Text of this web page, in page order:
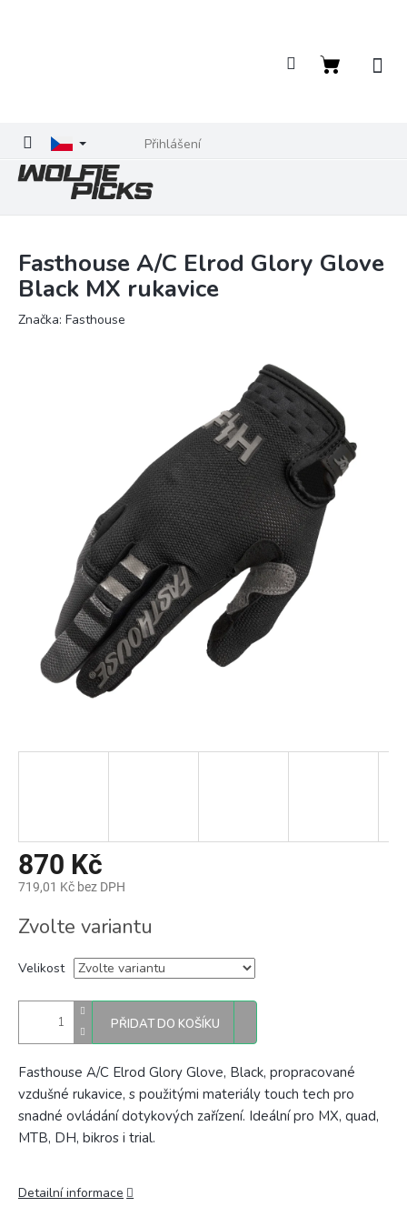
Přihlášení
Nákupní
Fasthouse A/C Elrod Glory Glove
Black MX rukavice
Značka: Fasthouse
870 Kč
719,01 Kč bez DPH
cena:
Zvolte variantu
Velikost
PŘIDAT DO KOŠÍKU
Fasthouse A/C Elrod Glory Glove, Black, propracované
vzdušné rukavice, s použitými materiály touch tech pro
snadné ovládání dotykových zařízení. Ideální pro MX, quad,
MTB, DH, bikros i trial.
Detailní informace